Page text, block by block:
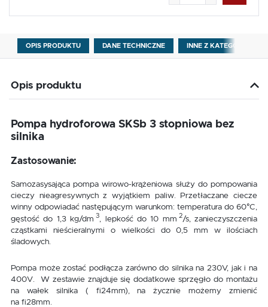
OPIS PRODUKTU DANE TECHNICZNE INNE Z KATEGORII
Opis produktu
Pompa hydroforowa SKSb 3 stopniowa bez
silnika
Zastosowanie:
Samozasysająca pompa wirowo-krążeniowa służy do pompowania
cieczy nieagresywnych z wyjątkiem paliw. Przetłaczane ciecze
winny odpowiadać następującym warunkom: temperatura do 60°C,
gęstość do 1,3 kg/dm 3 , lepkość do 10 mm 2/s, zanieczyszczenia
cząstkami nieścieralnymi o wielkości do 0,5 mm w ilościach
śladowych.
Pompa może zostać podłącza zarówno do silnika na 230V, jak i na
400V. W zestawie znajduje się dodatkowe sprzęgło do montażu
na wałek silnika ( fi24mm), na życznie możemy zmienić
na fi28mm.